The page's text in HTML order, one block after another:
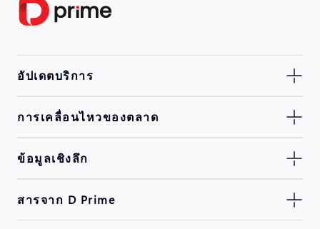
อัปเดตบริการ
การเคลื่อนไหวของตลาด
ข้อมูลเชิงลึก
สารจาก D Prime